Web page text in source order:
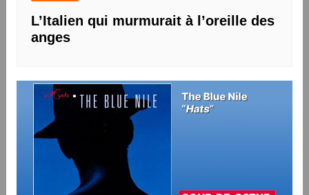
L’Italien qui murmurait à l’oreille des
anges